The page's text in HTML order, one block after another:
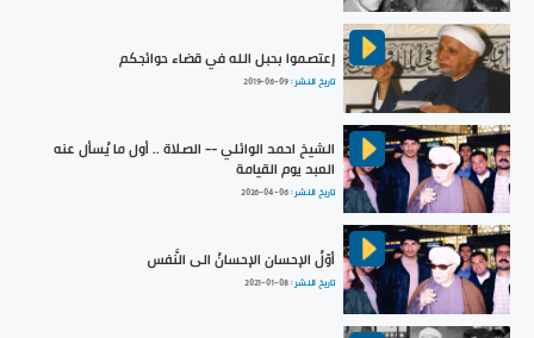
إعتصموا بحبل الله في قضاء حوائجكم
تاريخ النشر :2019-06-09
الشيخ احمد الوائلي -- الصلاة .. أول ما يُسأل عنه
العبد يوم القيامة
تاريخ النشر :2026-04-06
أوّلُ الإحسان الإحسانُ الى النَّفس
تاريخ النشر :2021-01-08